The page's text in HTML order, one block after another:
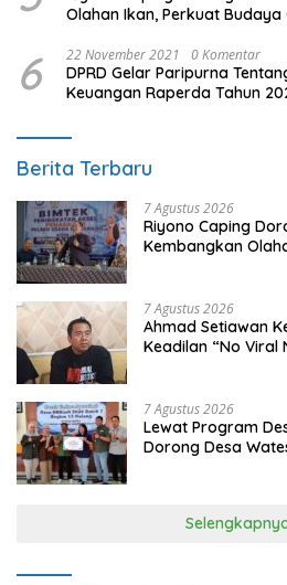
Olahan Ikan, Perkuat
6 22 November 2021 0 Komentar
DPRD Gelar Paripurna
Keuangan Raperda Tahun
Berita Terbaru
7 Agustus 2026
Riyono Caping
Kembangkan
7 Agustus 2026
Ahmad Setiawan
Keadilan “No Viral
7 Agustus 2026
Lewat Program
Dorong Desa